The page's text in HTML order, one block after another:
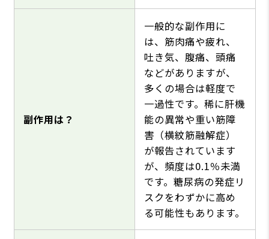
副作用は？
一般的な副作用に
は、筋肉痛や疲れ、
吐き気、腹痛、頭痛
などがありますが、
多くの場合は軽度で
一過性です。稀に肝機
能の異常や重い筋障
害（横紋筋融解症）
が報告されています
が、頻度は0.1％未満
です。糖尿病の発症リ
スクをわずかに高め
る可能性もあります。